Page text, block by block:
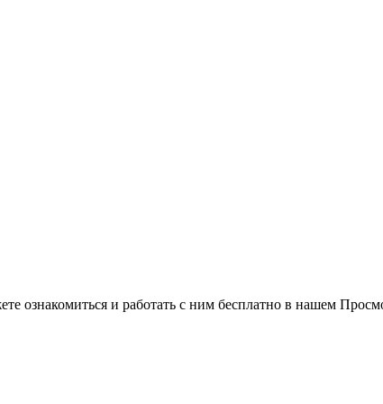
ознакомиться и работать с ним бесплатно в нашем